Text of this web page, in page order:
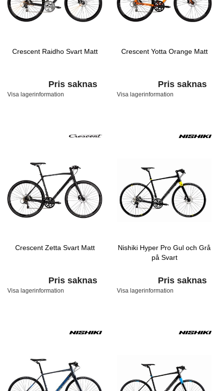
Crescent Raidho Svart Matt
Pris saknas
Visa lagerinformation
Crescent Yotta Orange Matt
Pris saknas
Visa lagerinformation
Crescent Zetta Svart Matt
Pris saknas
Visa lagerinformation
Nishiki Hyper Pro Gul och Grå
på Svart
Pris saknas
Visa lagerinformation